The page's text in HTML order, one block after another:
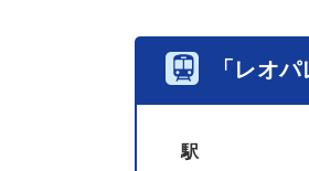
「レオ
駅